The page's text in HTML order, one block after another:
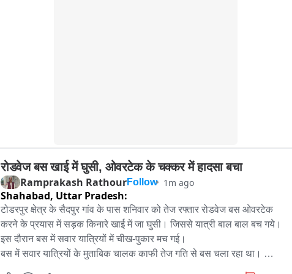
रोडवेज बस खाई में घुसी, ओवरटेक के चक्कर में हादसा बचा
Ramprakash RathourFollow 1m ago
Shahabad, Uttar Pradesh:
टोडरपुर क्षेत्र के सैदपुर गांव के पास शनिवार को तेज रफ्तार रोडवेज बस ओवरटेक
करने के प्रयास में सड़क किनारे खाई में जा घुसी। जिससे यात्री बाल बाल बच गये।
इस दौरान बस में सवार यात्रियों में चीख-पुकार मच गई।
बस में सवार यात्रियों के मुताबिक चालक काफी तेज गति से बस चला रहा था।